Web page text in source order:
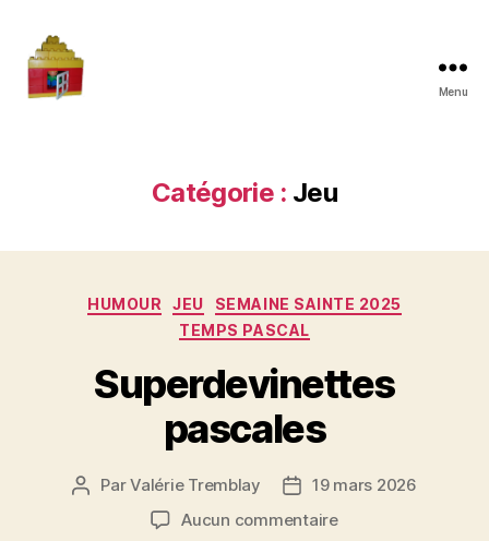
Menu
Catégorie : Jeu
Catégories
HUMOUR JEU
SEMAINE SAINTE 2025
TEMPS PASCAL
Superdevinettes
pascales
Auteur
ParValérie Tremblay
Date
de
19 mars 2026
Aucun commentairesur